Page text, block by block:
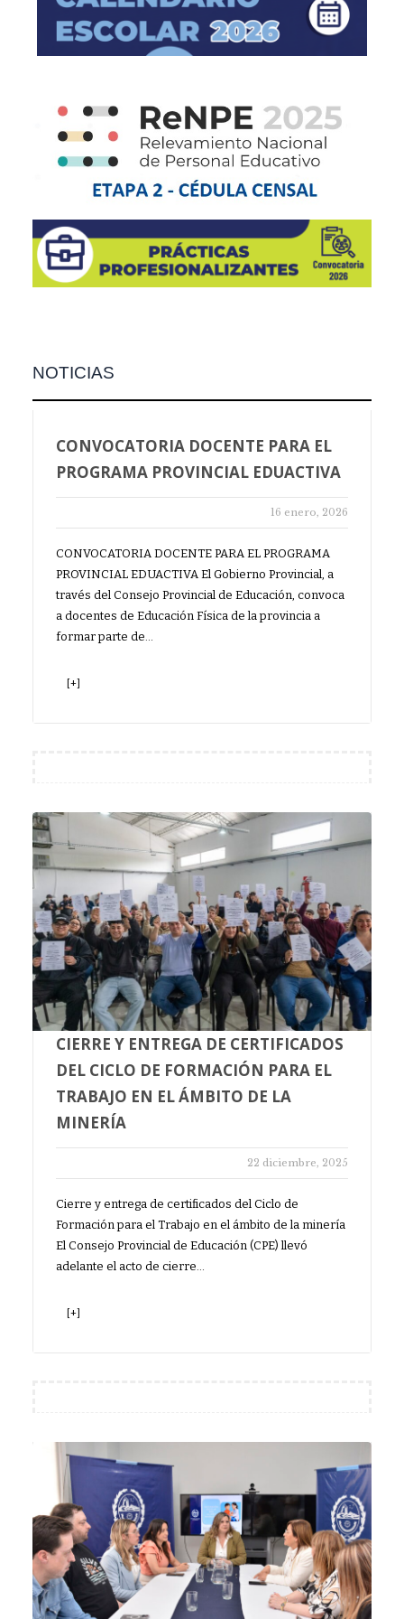
NOTICIAS
CONVOCATORIA DOCENTE PARA EL
PROGRAMA PROVINCIAL EDUACTIVA
16 enero, 2026
CONVOCATORIA DOCENTE PARA EL PROGRAMA
PROVINCIAL EDUACTIVA El Gobierno Provincial, a
través del Consejo Provincial de Educación, convoca
a docentes de Educación Física de la provincia a
formar parte de…
[+]
CIERRE Y ENTREGA DE CERTIFICADOS
DEL CICLO DE FORMACIÓN PARA EL
TRABAJO EN EL ÁMBITO DE LA
MINERÍA
22 diciembre, 2025
Cierre y entrega de certificados del Ciclo de
Formación para el Trabajo en el ámbito de la minería
El Consejo Provincial de Educación (CPE) llevó
adelante el acto de cierre…
[+]